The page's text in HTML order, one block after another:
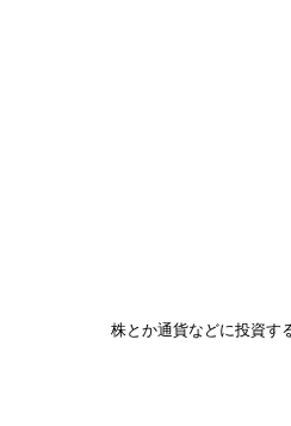
株とか通貨などに投資す